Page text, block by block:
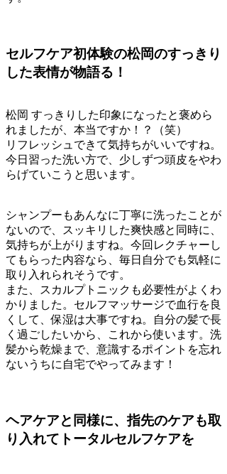
セルフケア初体験の松岡のすっきり
した表情が物語る！
松岡 すっきりした印象になったと褒めら
れましたが、本当ですか！？（笑）
リフレッシュできて気持ちがいいですね。
今日習った洗い方で、少しずつ頭皮をやわ
らげていこうと思います。
シャンプーもあんなに丁寧に洗ったことが
ないので、スッキリした爽快感と同時に、
気持ちが上がりますね。今回レクチャーし
てもらった内容なら、毎日自分でも気軽に
取り入れられそうです。
また、スカルプトニックも必要性がよくわ
かりました。セルフマッサージで血行を良
くして、保湿は大事ですね。自分の髪で長
く過ごしたいから、これから使います。洗
髪から乾燥まで、意識するポイントを忘れ
ないうちに自宅でやってみます！
ヘアケアと同様に、指先のケアも取
り入れてトータルセルフケアを